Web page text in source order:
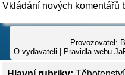
Vkládání nových komentářů
Provozovatel:
O vydavateli
Pravidla webu